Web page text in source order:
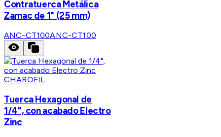
Contratuerca Metálica
Zamac de 1" (25 mm)
ANC-CT100ANC-CT100
CHAROFIL
Tuerca Hexagonal de
1/4", con acabado Electro
Zinc